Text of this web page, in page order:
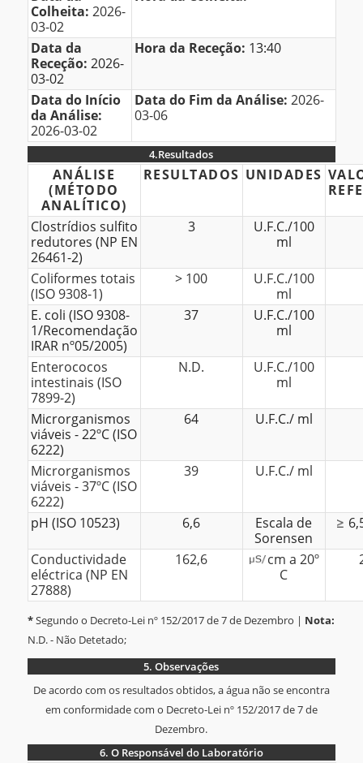
Colheita: 2026-
03-02
Data da
Receção: 2026-
03-02
Hora da Receção: 13:40
Data do Início
da Análise:
2026-03-02
Data do Fim da Análise: 2026-
03-06
4.Resultados
4.Resultados
ANÁLISE
(MÉTODO
ANALÍTICO)
RESULTADOS UNIDADES
Clostrídios sulfito
redutores (NP EN
26461-2)
3
U.F.C./100
ml
Coliformes totais
(ISO 9308-1)
> 100
U.F.C./100
ml
E. coli (ISO 9308-
1/Recomendação
IRAR nº05/2005)
37
U.F.C./100
ml
Enterococos
intestinais (ISO
7899-2)
N.D.
U.F.C./100
ml
Microrganismos
viáveis - 22ºC (ISO
6222)
64 U.F.C./ ml
Microrganismos
viáveis - 37ºC (ISO
6222)
39 U.F.C./ ml
pH (ISO 10523) 6,6
Escala de
Sorensen
Conductividade
eléctrica (NP EN
27888)
162,6
cm a 20º
C
*Segundo o Decreto-Lei nº 152/2017 de 7 de Dezembro | Nota:
N.D. - Não Detetado;
5. Observações
De acordo com os resultados obtidos, a água não se encontra
em conformidade com o Decreto-Lei nº 152/2017 de 7 de
Dezembro.
6. O Responsável do Laboratório